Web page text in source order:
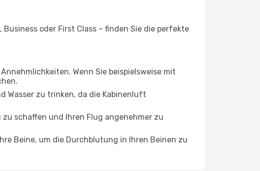
oder First Class – finden Sie die perfekte
Wenn Sie beispielsweise mit
Wasser zu trinken, da die Kabinenluft
schaffen und Ihren Flug angenehmer zu
Beine, um die Durchblutung in Ihren Beinen zu